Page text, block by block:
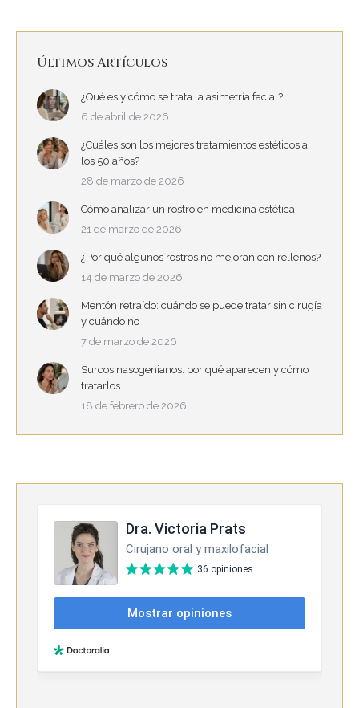
Últimos Artículos
¿Qué es y cómo se trata la asimetría facial?
6 de abril de 2026
¿Cuáles son los mejores tratamientos estéticos a
los 50 años?
28 de marzo de 2026
Cómo analizar un rostro en medicina estética
21 de marzo de 2026
¿Por qué algunos rostros no mejoran con rellenos?
14 de marzo de 2026
Mentón retraído: cuándo se puede tratar sin cirugía
y cuándo no
7 de marzo de 2026
Surcos nasogenianos: por qué aparecen y cómo
tratarlos
18 de febrero de 2026